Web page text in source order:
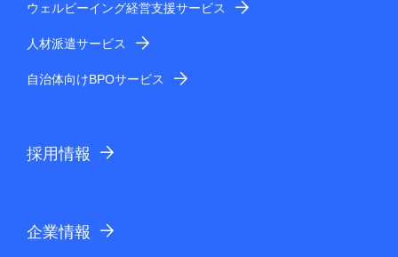
ウェルビーイング経営支援サービス
人材派遣サービス
自治体向けBPOサービス
採用情報
企業情報